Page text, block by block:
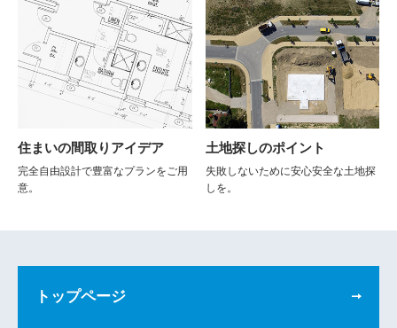
住まいの間取りアイデア
完全自由設計で豊富なプランをご用
意。
土地探しのポイント
失敗しないために安心安全な土地探
しを。
トップページ